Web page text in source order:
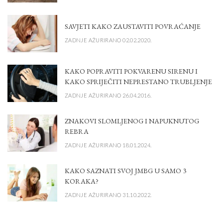
SAVJETI KAKO ZAUSTAVITI POVRAĆANJE
ZADNJE AŽURIRANO 02.02.2020.
KAKO POPRAVITI POKVARENU SIRENU I
KAKO SPRIJEČITI NEPRESTANO TRUBLJENJE
ZADNJE AŽURIRANO 26.04.2016.
ZNAKOVI SLOMLJENOG I NAPUKNUTOG
REBRA
ZADNJE AŽURIRANO 18.01.2024.
KAKO SAZNATI SVOJ JMBG U SAMO 3
KORAKA?
ZADNJE AŽURIRANO 31.10.2022.